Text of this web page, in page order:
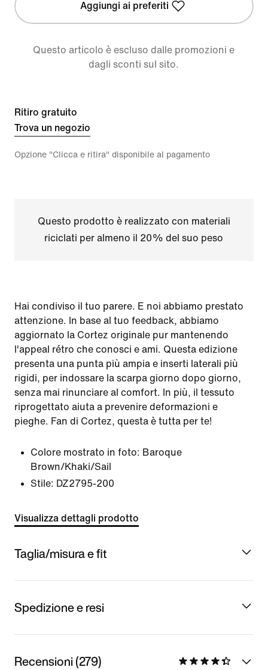
Aggiungi ai preferiti
Questo articolo è escluso dalle promozioni e
dagli sconti sul sito.
Ritiro gratuito
Trova un negozio
Opzione "Clicca e ritira" disponibile al pagamento
Questo prodotto è realizzato con materiali
riciclati per almeno il 20% del suo peso
Hai condiviso il tuo parere. E noi abbiamo prestato
attenzione. In base al tuo feedback, abbiamo
aggiornato la Cortez originale pur mantenendo
l'appeal rétro che conosci e ami. Questa edizione
presenta una punta più ampia e inserti laterali più
rigidi, per indossare la scarpa giorno dopo giorno,
senza mai rinunciare al comfort. In più, il tessuto
riprogettato aiuta a prevenire deformazioni e
pieghe. Fan di Cortez, questa è tutta per te!
Colore mostrato in foto: Baroque
Brown/Khaki/Sail
Stile: DZ2795-200
Visualizza dettagli prodotto
Taglia/misura e fit
Spedizione e resi
Recensioni (279)